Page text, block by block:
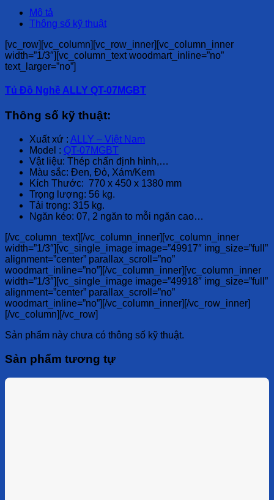
Mô tả
Thông số kỹ thuật
[vc_row][vc_column][vc_row_inner][vc_column_inner
width=”1/3″][vc_column_text woodmart_inline=”no”
text_larger=”no”]
Tủ Đồ Nghề ALLY QT-07MGBT
Thông số kỹ thuật:
Xuất xứ : ALLY – Việt Nam
Model : QT-07MGBT
Vật liệu: Thép chấn định hình,…
Màu sắc: Đen, Đỏ, Xám/Kem
Kích Thước: 770 x 450 x 1380 mm
Trọng lượng: 56 kg.
Tải trọng: 315 kg.
Ngăn kéo: 07, 2 ngăn to mỗi ngăn cao…
[/vc_column_text][/vc_column_inner][vc_column_inner
width=”1/3″][vc_single_image image=”49917″ img_size=”full”
alignment=”center” parallax_scroll=”no”
woodmart_inline=”no”][/vc_column_inner][vc_column_inner
width=”1/3″][vc_single_image image=”49918″ img_size=”full”
alignment=”center” parallax_scroll=”no”
woodmart_inline=”no”][/vc_column_inner][/vc_row_inner]
[/vc_column][/vc_row]
Sản phẩm này chưa có thông số kỹ thuật.
Sản phẩm tương tự